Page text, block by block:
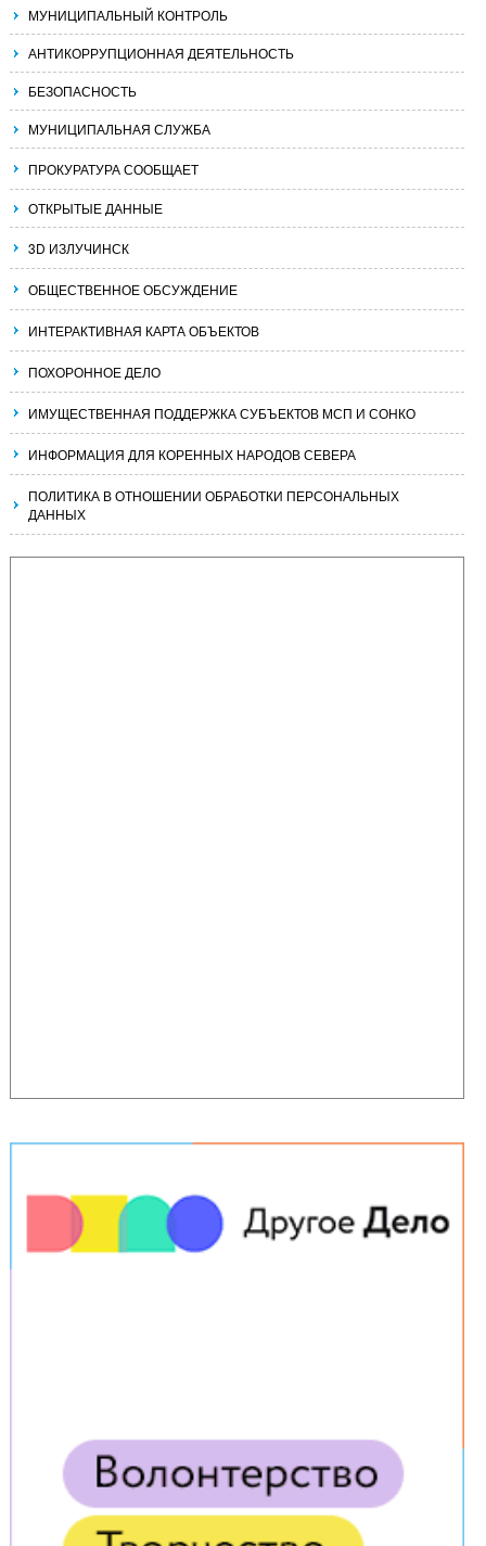
МУНИЦИПАЛЬНЫЙ КОНТРОЛЬ
АНТИКОРРУПЦИОННАЯ ДЕЯТЕЛЬНОСТЬ
БЕЗОПАСНОСТЬ
МУНИЦИПАЛЬНАЯ СЛУЖБА
ПРОКУРАТУРА СООБЩАЕТ
ОТКРЫТЫЕ ДАННЫЕ
3D ИЗЛУЧИНСК
ОБЩЕСТВЕННОЕ ОБСУЖДЕНИЕ
ИНТЕРАКТИВНАЯ КАРТА ОБЪЕКТОВ
ПОХОРОННОЕ ДЕЛО
ИМУЩЕСТВЕННАЯ ПОДДЕРЖКА СУБЪЕКТОВ МСП И СОНКО
ИНФОРМАЦИЯ ДЛЯ КОРЕННЫХ НАРОДОВ СЕВЕРА
ПОЛИТИКА В ОТНОШЕНИИ ОБРАБОТКИ ПЕРСОНАЛЬНЫХ
ДАННЫХ